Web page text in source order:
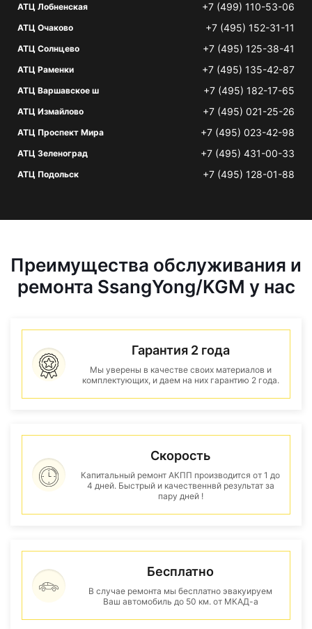
АТЦ Лобненская +7 (499) 110-53-06
АТЦ Очаково +7 (495) 152-31-11
АТЦ Солнцево +7 (495) 125-38-41
АТЦ Раменки +7 (495) 135-42-87
АТЦ Варшавское ш +7 (495) 182-17-65
АТЦ Измайлово +7 (495) 021-25-26
АТЦ Проспект Мира +7 (495) 023-42-98
АТЦ Зеленоград +7 (495) 431-00-33
АТЦ Подольск +7 (495) 128-01-88
Преимущества обслуживания и
ремонта SsangYong/KGM у нас
Гарантия 2 года
Мы уверены в качестве своих материалов и
комплектующих, и даем на них гарантию 2 года.
Скорость
Капитальный ремонт АКПП производится от 1 до
4 дней. Быстрый и качественнвй результат за
пару дней !
Бесплатно
В случае ремонта мы бесплатно эвакуируем
Ваш автомобиль до 50 км. от МКАД-а